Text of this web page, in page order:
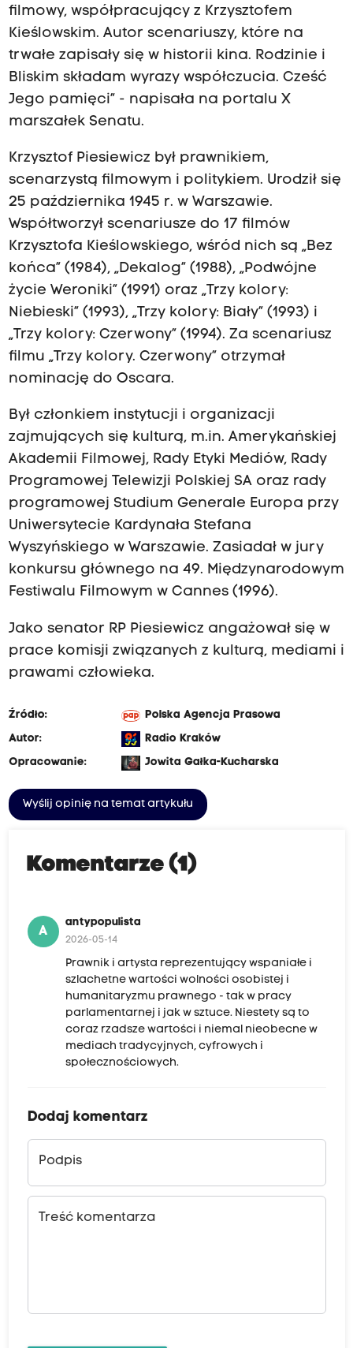
filmowy, współpracujący z Krzysztofem
Kieślowskim. Autor scenariuszy, które na
trwałe zapisały się w historii kina. Rodzinie i
Bliskim składam wyrazy współczucia. Cześć
Jego pamięci” - napisała na portalu X
marszałek Senatu.
Krzysztof Piesiewicz był prawnikiem,
scenarzystą filmowym i politykiem. Urodził się
25 października 1945 r. w Warszawie.
Współtworzył scenariusze do 17 filmów
Krzysztofa Kieślowskiego, wśród nich są „Bez
końca” (1984), „Dekalog” (1988), „Podwójne
życie Weroniki” (1991) oraz „Trzy kolory:
Niebieski” (1993), „Trzy kolory: Biały” (1993) i
„Trzy kolory: Czerwony” (1994). Za scenariusz
filmu „Trzy kolory. Czerwony” otrzymał
nominację do Oscara.
Był członkiem instytucji i organizacji
zajmujących się kulturą, m.in. Amerykańskiej
Akademii Filmowej, Rady Etyki Mediów, Rady
Programowej Telewizji Polskiej SA oraz rady
programowej Studium Generale Europa przy
Uniwersytecie Kardynała Stefana
Wyszyńskiego w Warszawie. Zasiadał w jury
konkursu głównego na 49. Międzynarodowym
Festiwalu Filmowym w Cannes (1996).
Jako senator RP Piesiewicz angażował się w
prace komisji związanych z kulturą, mediami i
prawami człowieka.
Źródło:
Polska Agencja Prasowa
Autor:
Radio Kraków
Opracowanie:
Jowita Gałka-Kucharska
Wyślij opinię na temat artykułu
Komentarze (1)
A
antypopulista
2026-05-14
Prawnik i artysta reprezentujący wspaniałe i
szlachetne wartości wolności osobistej i
humanitaryzmu prawnego - tak w pracy
parlamentarnej i jak w sztuce. Niestety są to
coraz rzadsze wartości i niemal nieobecne w
mediach tradycyjnych, cyfrowych i
społecznościowych.
Dodaj komentarz
Podpis
Treść komentarza